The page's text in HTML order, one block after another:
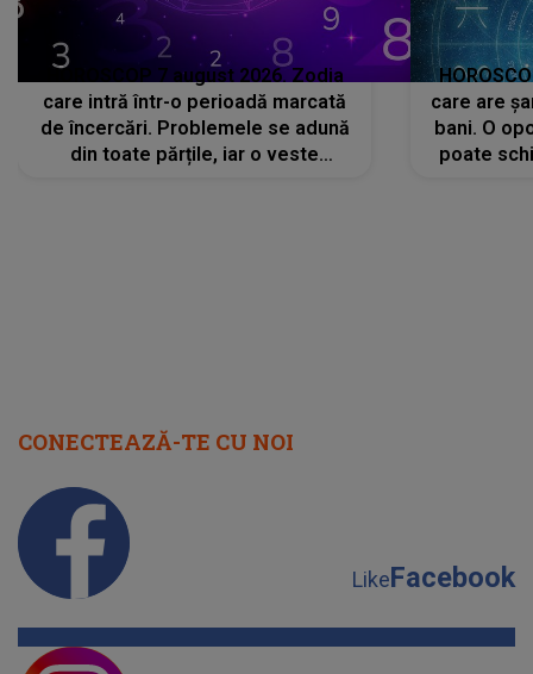
HOROSCOP 7 august 2026. Zodia
care intră într-o perioadă marcată
de încercări. Problemele se adună
din toate părțile, iar o veste
care are
bani. O
poate
CONECTEAZĂ-TE CU NOI
LikeFacebook